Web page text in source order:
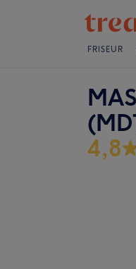
FRISEUR
4,8